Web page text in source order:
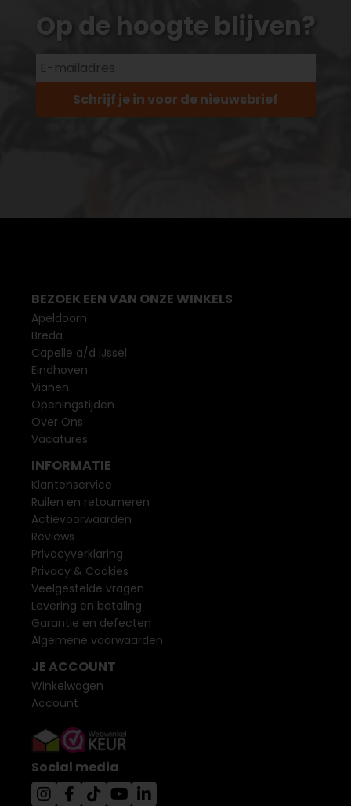
Op de hoogte blijven?
Schrijf je in voor de nieuwsbrief
BEZOEK EEN VAN ONZE WINKELS
Apeldoorn
Breda
Capelle a/d IJssel
Eindhoven
Vianen
Openingstijden
Over Ons
Vacatures
INFORMATIE
Klantenservice
Ruilen en retourneren
Actievoorwaarden
Reviews
Privacyverklaring
Privacy & Cookies
Veelgestelde vragen
Levering en betaling
Garantie en defecten
Algemene voorwaarden
JE ACCOUNT
Winkelwagen
Account
Social media